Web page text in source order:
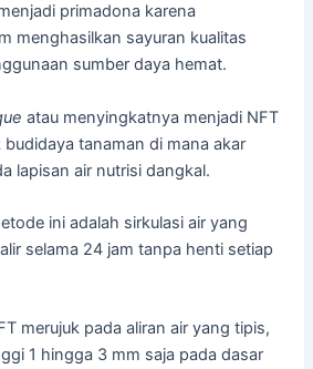
primadona karena
menghasilkan sayuran kualitas
sumber daya hemat.
atau menyingkatnya menjadi NFT
tanaman di mana akar
lapisan air nutrisi dangkal.
ini adalah sirkulasi air yang
selama 24 jam tanpa henti setiap
merujuk pada aliran air yang tipis,
1 hingga 3 mm saja pada dasar